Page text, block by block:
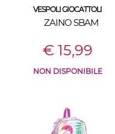
VESPOLI GIOCATTOLI
ZAINO SBAM
€ 15,99
NON DISPONIBILE